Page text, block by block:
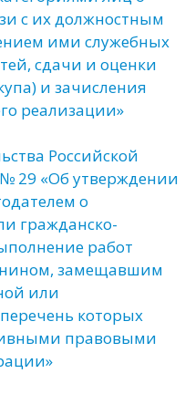
с их должностным
ими служебных
сдачи и оценки
и зачисления
реализации»
Российской
29 «Об утверждении
о
гражданско-
работ
замещавшим
или
которых
правовыми